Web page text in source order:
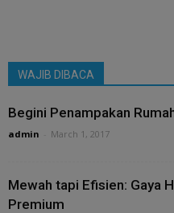
WAJIB DIBACA
Begini Penampakan
admin March 1, 2017
Mewah tapi Efisien: Gaya
Premium